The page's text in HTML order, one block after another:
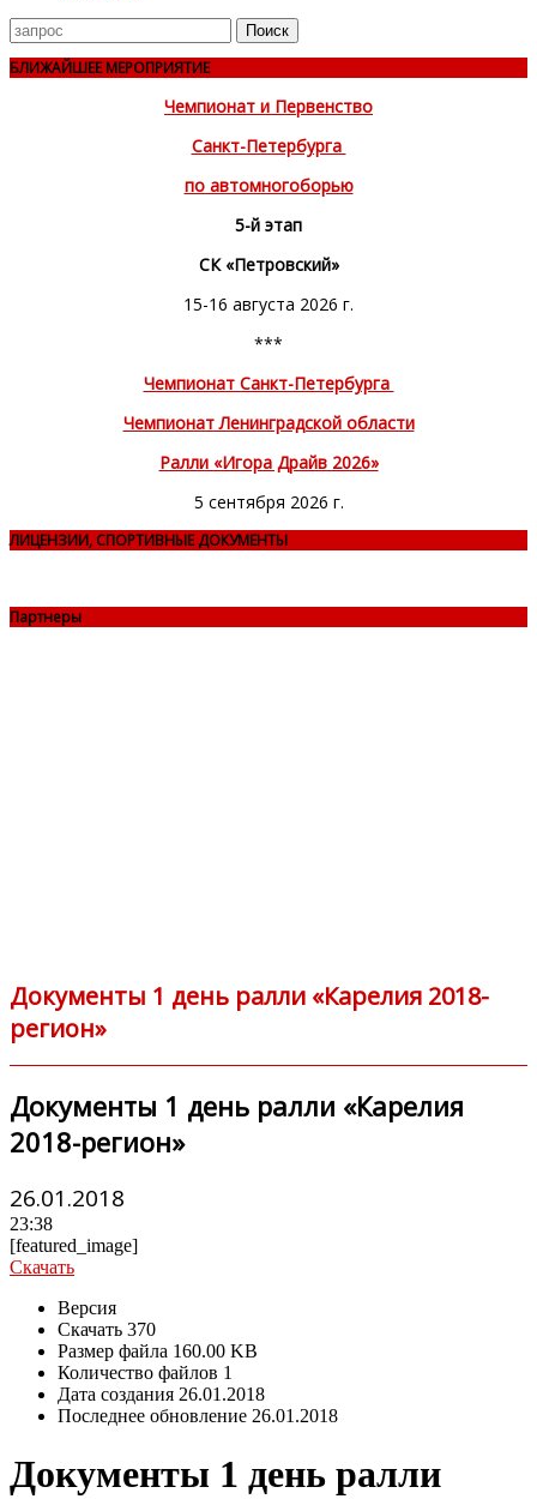
Поиск
для
БЛИЖАЙШЕЕ МЕРОПРИЯТИЕ
Чемпионат и Первенство
Санкт-Петербурга
по автомногоборью
5-й этап
СК «Петровский»
15-16 августа 2026 г.
***
Чемпионат Санкт-Петербурга
Чемпионат Ленинградской области
Ралли «Игора Драйв 2026»
5 сентября 2026 г.
ЛИЦЕНЗИИ, СПОРТИВНЫЕ ДОКУМЕНТЫ
Партнеры
Документы 1 день ралли «Карелия 2018-
регион»
Документы 1 день ралли «Карелия
2018-регион»
26.01.2018
23:38
[featured_image]
Скачать
Версия
Скачать 370
Размер файла 160.00 KB
Количество файлов 1
Дата создания 26.01.2018
Последнее обновление 26.01.2018
Документы 1 день ралли